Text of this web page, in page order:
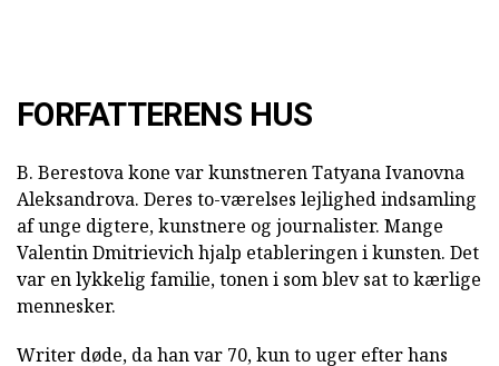
FORFATTERENS HUS
B. Berestova kone var kunstneren Tatyana Ivanovna
Aleksandrova. Deres to-værelses lejlighed indsamling
af unge digtere, kunstnere og journalister. Mange
Valentin Dmitrievich hjalp etableringen i kunsten. Det
var en lykkelig familie, tonen i som blev sat to kærlige
mennesker.
Writer døde, da han var 70, kun to uger efter hans